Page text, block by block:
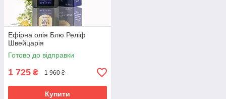
Ефірна олія Блю Реліф
Швейцарія
Готово до відправки
1 725 ₴ 1 960 ₴
Купити